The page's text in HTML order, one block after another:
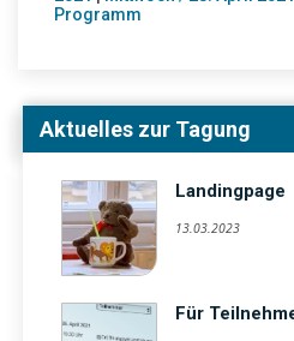
Programm
Aktuelles zur Tagung
Landingpage
13.03.2023
Für